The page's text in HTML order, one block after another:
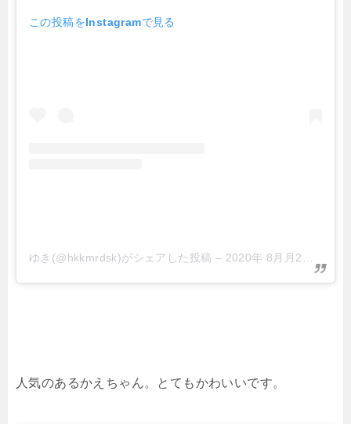
この投稿をInstagramで見る
ゆき(@hkkmrdsk)がシェアした投稿 – 2020年 8月月2日午前5時51分PDT
人気のあるかえちゃん。とてもかわいいです。